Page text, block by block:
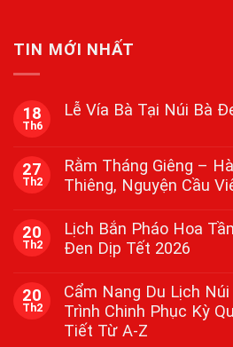
TIN MỚI NHẤT
18
Th6
Lễ Vía Bà Tại Núi Bà
bình
luận
ở
Bà
Tại
Núi
Tây
Ninh
2026
27
Th2
Rằm Tháng Giêng –
Thiêng, Nguyện Cầu
có
bình
luận
Tháng
Giêng
Hành
Hương
20
Th2
Lịch Bắn Pháo Hoa
Đen Dịp Tết 2026
có
bình
luận
ở
Lịch
20
Th2
Cẩm Nang Du Lịch
Trình Chinh Phục Kỳ
Tiết Từ A-Z